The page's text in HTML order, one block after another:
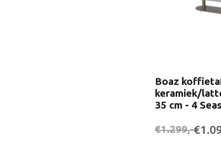
Boaz
keramiek/
35 cm - 4
€1.299,-